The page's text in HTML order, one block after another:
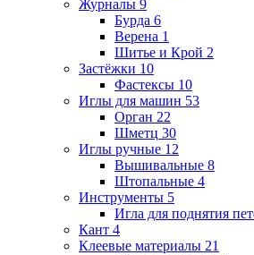
Журналы 9
Бурда 6
Верена 1
Шитье и Крой 2
Застёжки 10
Фастексы 10
Иглы для машин 53
Орган 22
Шметц 30
Иглы ручные 12
Вышивальные 8
Штопальные 4
Инструменты 5
Игла для поднятия
Кант 4
Клеевые материалы 21